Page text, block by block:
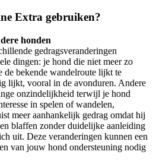
Extra gebruiken?
honden
gedragsveranderingen
dingen: je hond die niet meer zo
de bekende wandelroute lijkt te
lijkt, vooral in de avonduren. Andere
onzindelijkheid terwijl je hond
in spelen of wandelen,
meer aanhankelijk gedrag omdat hij
blaffen zonder duidelijke aanleiding
uit. Deze veranderingen kunnen een
van jouw hond ondersteuning nodig